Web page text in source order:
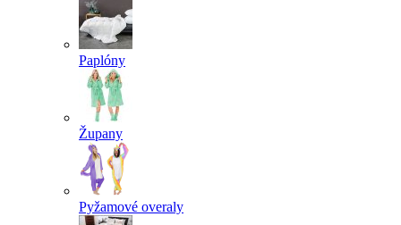
Paplóny
Župany
Pyžamové overaly